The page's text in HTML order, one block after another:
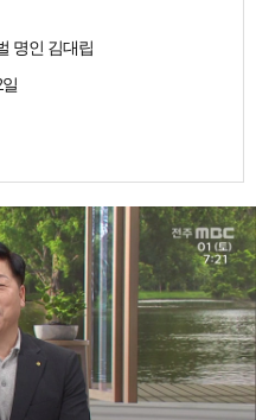
명인 김대립